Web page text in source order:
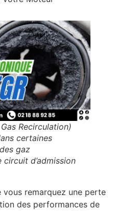
Recirculation)
certaines
gaz
circuit d’admission
vous remarquez une perte
des performances de